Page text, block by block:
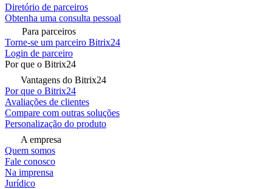
Diretório de parceiros
Obtenha uma consulta pessoal
Para parceiros
Torne-se um parceiro Bitrix24
Login de parceiro
Por que o Bitrix24
Vantagens do Bitrix24
Por que o Bitrix24
Avaliações de clientes
Compare com outras soluções
Personalização do produto
A empresa
Quem somos
Fale conosco
Na imprensa
Jurídico